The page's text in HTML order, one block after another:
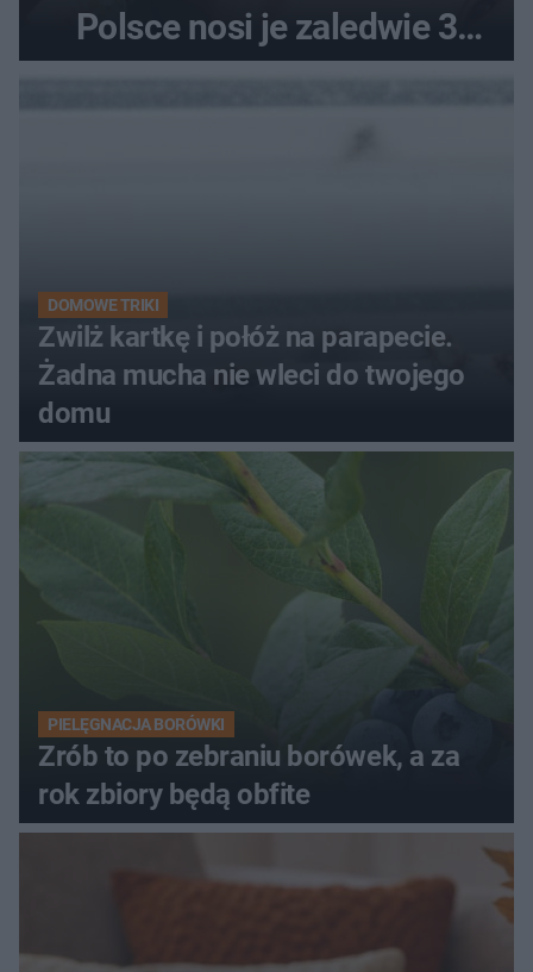
Polsce nosi je zaledwie 3
kobiety
DOMOWE TRIKI
Zwilż kartkę i połóż na parapecie.
Żadna mucha nie wleci do twojego
domu
PIELĘGNACJA BORÓWKI
Zrób to po zebraniu borówek, a za
rok zbiory będą obfite